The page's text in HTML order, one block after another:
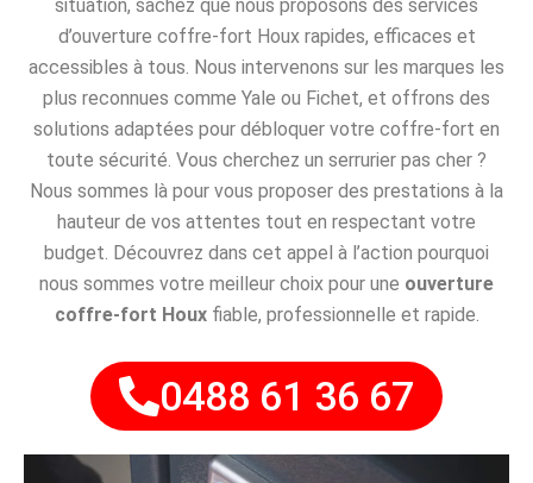
situation, sachez que nous proposons des services
d’ouverture coffre-fort Houx rapides, efficaces et
accessibles à tous. Nous intervenons sur les marques les
plus reconnues comme Yale ou Fichet, et offrons des
solutions adaptées pour débloquer votre coffre-fort en
toute sécurité. Vous cherchez un serrurier pas cher ?
Nous sommes là pour vous proposer des prestations à la
hauteur de vos attentes tout en respectant votre
budget. Découvrez dans cet appel à l’action pourquoi
nous sommes votre meilleur choix pour une ouverture
coffre-fort Houxfiable, professionnelle et rapide.
0488 61 36 67